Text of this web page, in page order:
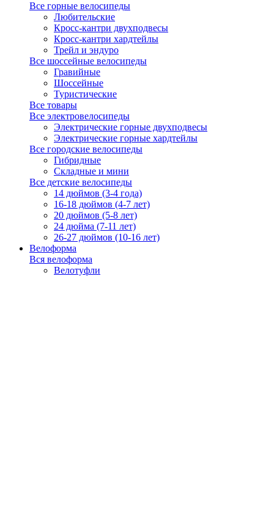
Все горные велосипеды
Любительские
Кросс-кантри двухподвесы
Кросс-кантри хардтейлы
Трейл и эндуро
Все шоссейные велосипеды
Гравийные
Шоссейные
Туристические
Все товары
Все электровелосипеды
Электрические горные двухподвесы
Электрические горные хардтейлы
Все городские велосипеды
Гибридные
Складные и мини
Все детские велосипеды
14 дюймов (3-4 года)
16-18 дюймов (4-7 лет)
20 дюймов (5-8 лет)
24 дюйма (7-11 лет)
26-27 дюймов (10-16 лет)
Велоформа
Вся велоформа
Велотуфли